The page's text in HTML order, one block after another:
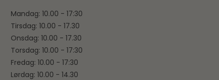
Mandag: 10.00 - 17:30
Tirsdag: 10.00 - 17.30
Onsdag: 10.00 - 17.30
Torsdag: 10.00 - 17:30
Fredag: 10.00 - 17:30
Lørdag: 10.00 - 14.30